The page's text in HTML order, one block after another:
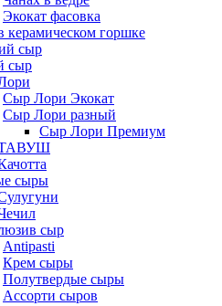
Экокат фасовка
керамическом горшке
сыр
сыр
Сыр Лори Экокат
Сыр Лори разный
Сыр Лори Премиум
сыры
сыр
Antipasti
Крем сыры
Полутвердые сыры
Ассорти сыров